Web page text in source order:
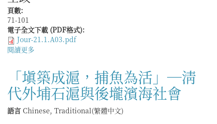
頁數:
71-101
電子全文下載 (PDF格式):
Jour-21.1.A03.pdf
閱讀更多
章
程
不
永
定
「塡築成滬，捕魚為活」—淸
代外埔石滬與後壠濱海社會
語言 Chinese, Traditional(繁體中文)